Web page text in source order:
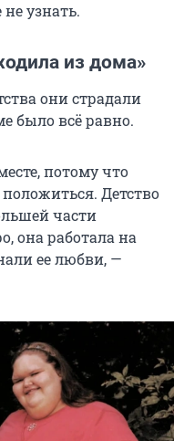
узнать.
из дома»
они страдали
было всё равно.
потому что
Детство
части
она работала на
ее любви, —